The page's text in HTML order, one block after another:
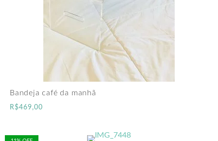
Bandeja café da manhã
R$469,00